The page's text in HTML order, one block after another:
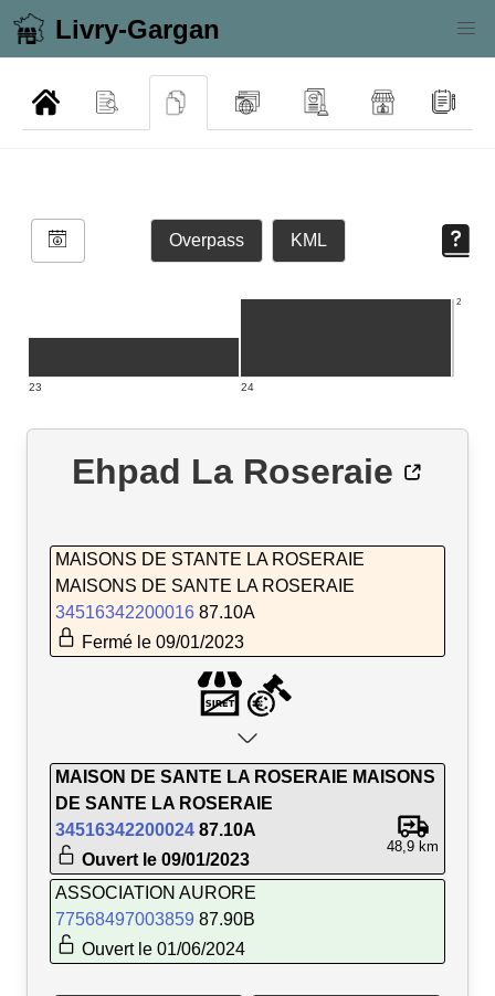
Livry-Gargan
Overpass KML
2
23 24
Ehpad La Roseraie
MAISONS DE STANTE LA ROSERAIE
MAISONS DE SANTE LA ROSERAIE
34516342200016 87.10A
Fermé le 09/01/2023
MAISON DE SANTE LA ROSERAIE MAISONS
DE SANTE LA ROSERAIE
34516342200024 87.10A
Ouvert le 09/01/2023
48,9 km
ASSOCIATION AURORE
77568497003859 87.90B
Ouvert le 01/06/2024